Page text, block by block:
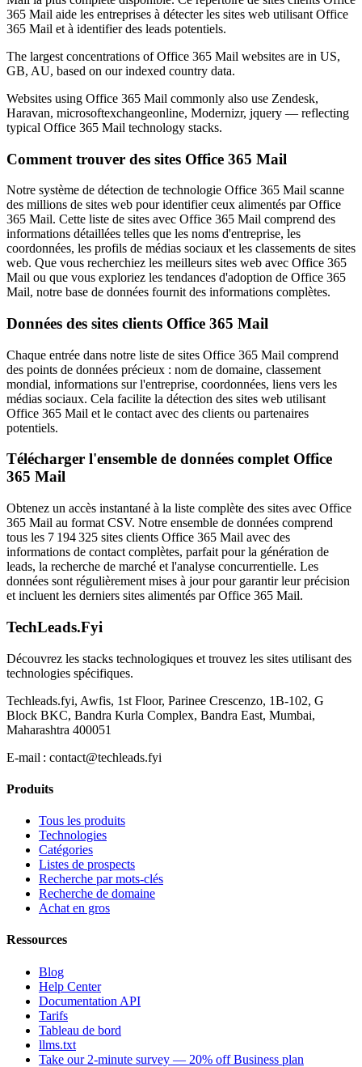
365 Mail aide les entreprises à détecter les sites web utilisant Office
365 Mail et à identifier des leads potentiels.
The largest concentrations of Office 365 Mail websites are in US,
GB, AU, based on our indexed country data.
Websites using Office 365 Mail commonly also use Zendesk,
Haravan, microsoftexchangeonline, Modernizr, jquery — reflecting
typical Office 365 Mail technology stacks.
Comment trouver des sites Office 365 Mail
Notre système de détection de technologie Office 365 Mail scanne
des millions de sites web pour identifier ceux alimentés par Office
365 Mail. Cette liste de sites avec Office 365 Mail comprend des
informations détaillées telles que les noms d'entreprise, les
coordonnées, les profils de médias sociaux et les classements de sites
web. Que vous recherchiez les meilleurs sites web avec Office 365
Mail ou que vous exploriez les tendances d'adoption de Office 365
Mail, notre base de données fournit des informations complètes.
Données des sites clients Office 365 Mail
Chaque entrée dans notre liste de sites Office 365 Mail comprend
des points de données précieux : nom de domaine, classement
mondial, informations sur l'entreprise, coordonnées, liens vers les
médias sociaux. Cela facilite la détection des sites web utilisant
Office 365 Mail et le contact avec des clients ou partenaires
potentiels.
Télécharger l'ensemble de données complet Office
365 Mail
Obtenez un accès instantané à la liste complète des sites avec Office
365 Mail au format CSV. Notre ensemble de données comprend
tous les 7 194 325 sites clients Office 365 Mail avec des
informations de contact complètes, parfait pour la génération de
leads, la recherche de marché et l'analyse concurrentielle. Les
données sont régulièrement mises à jour pour garantir leur précision
et incluent les derniers sites alimentés par Office 365 Mail.
TechLeads.Fyi
Découvrez les stacks technologiques et trouvez les sites utilisant des
technologies spécifiques.
Techleads.fyi, Awfis, 1st Floor, Parinee Crescenzo, 1B-102, G
Block BKC, Bandra Kurla Complex, Bandra East, Mumbai,
Maharashtra 400051
E‑mail : contact@techleads.fyi
Produits
Tous les produits
Technologies
Catégories
Listes de prospects
Recherche par mots-clés
Recherche de domaine
Achat en gros
Ressources
Blog
Help Center
Documentation API
Tarifs
Tableau de bord
llms.txt
Take our 2-minute survey — 20% off Business plan